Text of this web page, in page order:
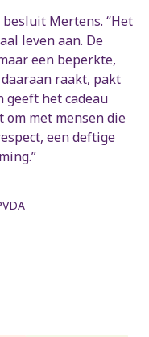
Mertens. “Het
leven aan. De
een beperkte,
raakt, pakt
geeft het cadeau
om met mensen die
een deftige